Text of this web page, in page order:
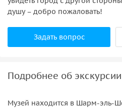
душу – добро пожаловать!
Задать вопрос
Подробнее об экскурсии
Музей находится в Шарм-эль-